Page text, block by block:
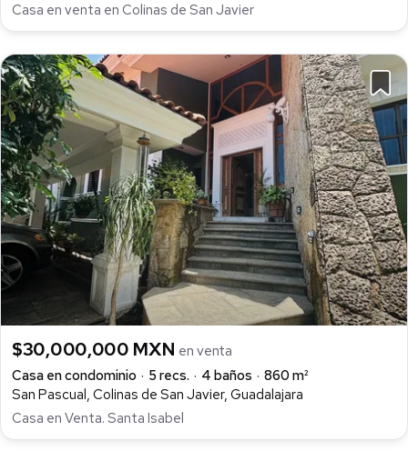
Casa en venta en Colinas de San Javier
$30,000,000 MXN en venta
Casa en condominio
5 recs. 4 baños
860 m²
San Pascual, Colinas de San Javier, Guadalajara
Casa en Venta. Santa Isabel